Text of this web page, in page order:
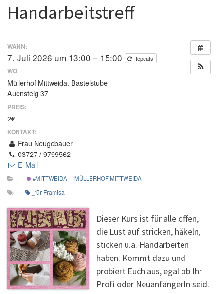
Handarbeitstreff
WANN:
7. Juli 2026 um 13:00 – 15:00 Repeats
WO:
Müllerhof Mittweida, Bastelstube
Auensteig 37
PREIS:
2€
KONTAKT:
Frau Neugebauer
03727 / 9799562
E-Mail
#MITTWEIDA MÜLLERHOF MITTWEIDA
_für Framisa
Dieser Kurs ist für alle offen,
die Lust auf stricken, häkeln,
sticken u.a. Handarbeiten
haben. Kommt dazu und
probiert Euch aus, egal ob Ihr
Profi oder NeuanfängerIn seid.